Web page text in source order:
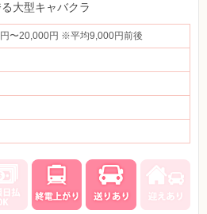
大型キャバクラ
〜20,000円 ※平均9,000円前後